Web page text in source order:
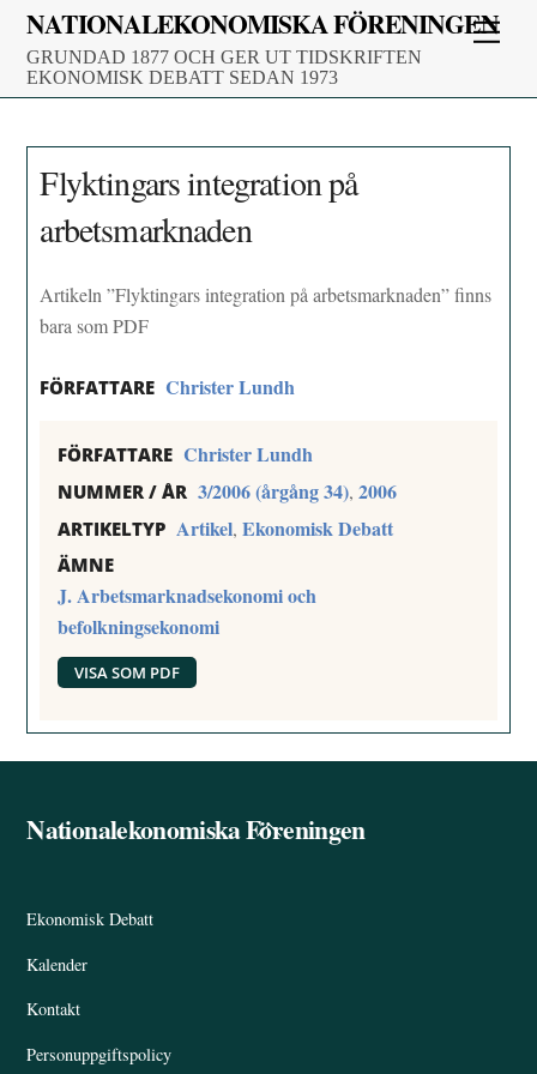
Skip
content
NATIONALEKONOMISKA FÖRENINGEN
GRUNDAD 1877 OCH GER UT TIDSKRIFTEN
EKONOMISK DEBATT SEDAN 1973
Flyktingars integration på
arbetsmarknaden
Artikeln ”Flyktingars integration på arbetsmarknaden” finns
bara som PDF
FÖRFATTARE Christer Lundh
FÖRFATTARE Christer Lundh
NUMMER / ÅR 3/2006 (årgång 34),2006
ARTIKELTYP Artikel,Ekonomisk Debatt
ÄMNE
J. Arbetsmarknadsekonomi och
befolkningsekonomi
VISA SOM PDF
Back
Nationalekonomiska Föreningen
Ekonomisk Debatt
Kalender
Kontakt
Personuppgiftspolicy